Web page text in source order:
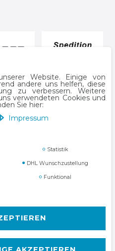
Website. Einige von
andere uns helfen, diese
zu verbessern. Weitere
verwendeten Cookies und
Sie hier:
Impressum
Statistik
DHL Wunschzustellung
Funktional